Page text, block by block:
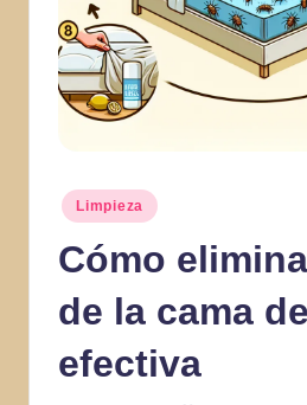
Publicado
en
Limpieza
Cómo
de la cama
efectiva